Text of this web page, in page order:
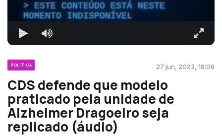
ESTE CONTEÚDO ESTÁ NESTE
MOMENTO INDISPONÍVEL
POLÍTICA 27 jun, 2023, 18:06
CDS defende que modelo
praticado pela unidade de
Alzheimer Dragoeiro seja
replicado (áudio)